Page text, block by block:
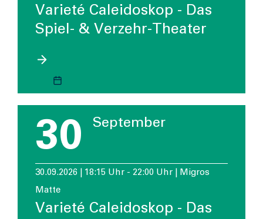
Varieté Caleidoskop - Das
Spiel- & Verzehr-Theater
30 September
30.09.2026 | 18:15 Uhr - 22:00 Uhr | Migros
Matte
Varieté Caleidoskop - Das